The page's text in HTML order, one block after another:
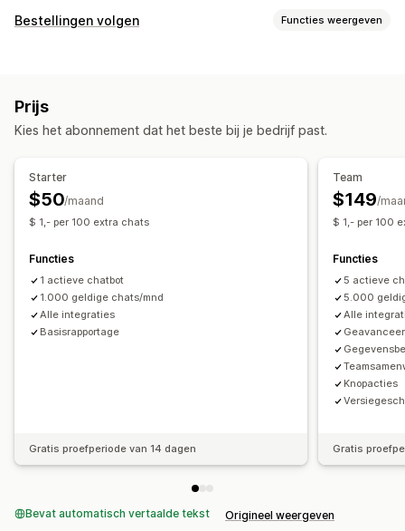
Berichten versturen in real time
Geautomatiseerde antwoorden
Winkelwagenherstel
Kortingen
Veelgestelde vragen
Recensie-aanvragen
Cross-selling
Aanpassing
Kleur en lettertype
Chatvenster
Welkomstberichten
Chattoewijzing
Chatstromen
Bestellingen volgen Functies weergeven
Aangepaste trackinglink
Wereldwijde tracking
Meldingen in realtime
Prijs
Kies het abonnement dat het beste bij je bedrijf past.
Starter
$50/maand
$ 1,- per 100 extra chats
Functies
1 actieve chatbot
1.000 geldige chats/mnd
Alle integraties
Basisrapportage
Gratis proefperiode van 14 dagen
Team
$149/
$ 1,- per 100
Functies
5 actieve
5.000
Alle
Knopacties
Gratis
Bevat automatisch vertaalde tekst Origineel weergeven